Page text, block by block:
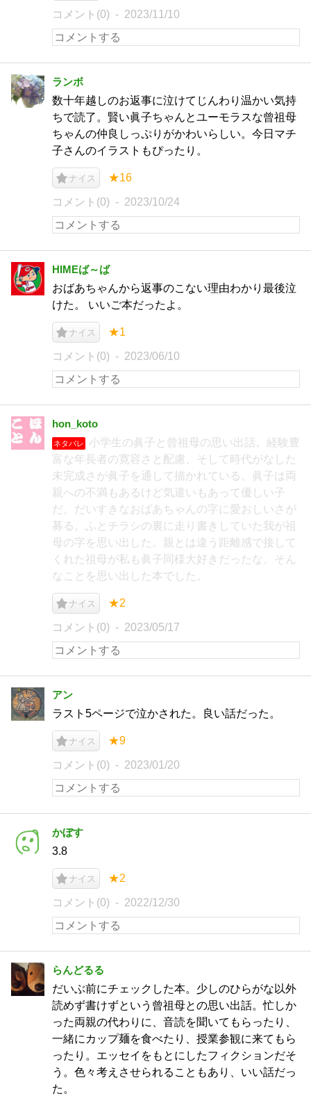
コメント(0) 2023/11/10
ランボ
数十年越しのお返事に泣けてじんわり温かい気持
ちで読了。賢い眞子ちゃんとユーモラスな曾祖母
ちゃんの仲良しっぷりがかわいらしい。今日マチ
子さんのイラストもぴったり。
ナイス ★16
コメント(0) 2023/10/24
HIMEば～ば
おばあちゃんから返事のこない理由わかり最後泣
けた。 いいご本だったよ。
ナイス ★1
コメント(0) 2023/06/10
hon_koto
ネタバレ
小学生の眞子と曾祖母の思い出話。経験豊
富な年長者の寛容さと配慮、そして時代がなした
未完成さが眞子を通して描かれている。眞子は両
親への不満もあるけど気遣いもあって優しい子
だ。だいすきなおばあちゃんの字に愛おしいさが
募る。ふとチラシの裏に走り書きしていた我が祖
母の字を思い出した。親とは違う距離感で接して
くれた祖母が私も眞子同様大好きだったな。そん
なことを思い出した本でした。
ナイス ★2
コメント(0) 2023/05/17
アン
ラスト5ページで泣かされた。良い話だった。
ナイス ★9
コメント(0) 2023/01/20
かぼす
3.8
ナイス ★2
コメント(0) 2022/12/30
らんどるる
だいぶ前にチェックした本。少しのひらがな以外
読めず書けずという曾祖母との思い出話。忙しか
った両親の代わりに、音読を聞いてもらったり、
一緒にカップ麺を食べたり、授業参観に来てもら
ったり。エッセイをもとにしたフィクションだそ
う。色々考えさせられることもあり、いい話だっ
た。